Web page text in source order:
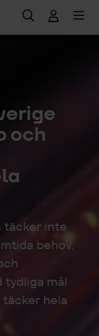
och
täcker inte
behov.
mål
hela